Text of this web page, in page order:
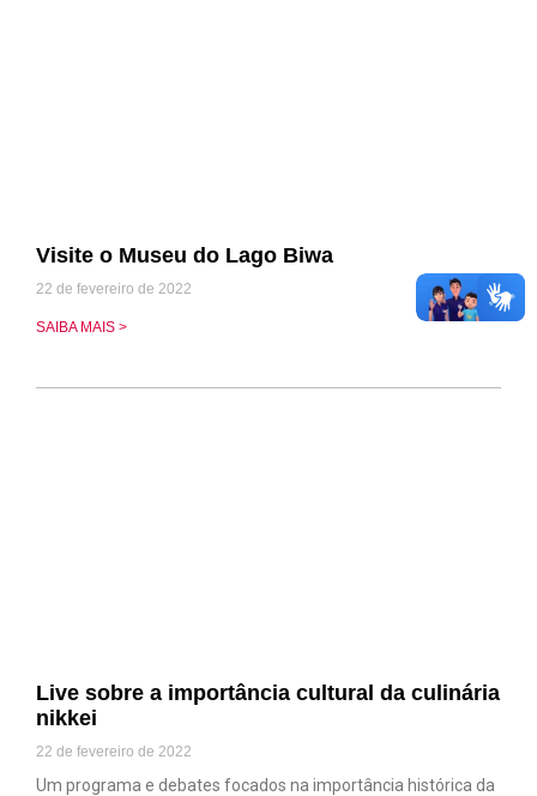
Visite o Museu do Lago Biwa
22 de fevereiro de 2022
SAIBA MAIS >
Live sobre a importância cultural da culinária
nikkei
22 de fevereiro de 2022
Um programa e debates focados na importância histórica da